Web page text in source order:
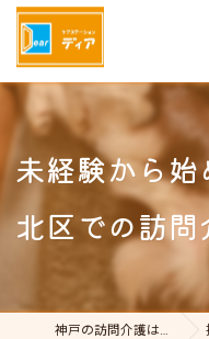
未経験から
北区での訪問
神戸の訪問介護はケアステーションDear